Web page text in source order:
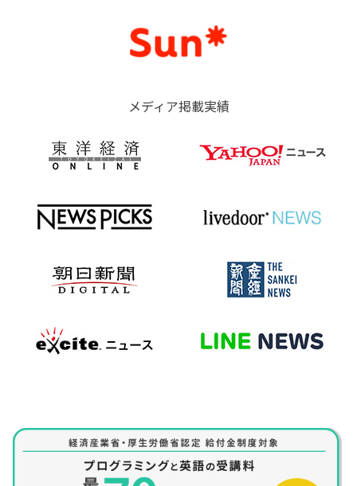
メディア掲載実績